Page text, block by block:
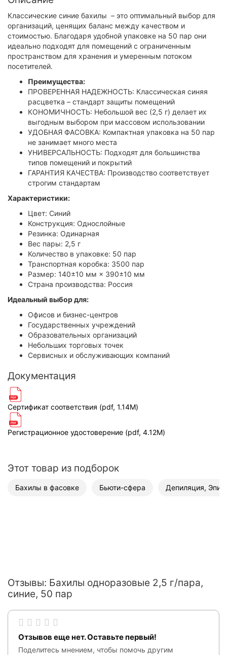
Классические синие бахилы – это оптимальный выбор для
организаций, ценящих баланс между качеством и
стоимостью. Благодаря удобной упаковке на 50 пар они
идеально подходят для помещений с ограниченным
пространством для хранения и умеренным потоком
посетителей.
Преимущества:
ПРОВЕРЕННАЯ НАДЕЖНОСТЬ: Классическая синяя
расцветка – стандарт защиты помещений
КОНОМИЧНОСТЬ: Небольшой вес (2,5 г) делает их
выгодным выбором при массовом использовании
УДОБНАЯ ФАСОВКА: Компактная упаковка на 50 пар
не занимает много места
УНИВЕРСАЛЬНОСТЬ: Подходят для большинства
типов помещений и покрытий
ГАРАНТИЯ КАЧЕСТВА: Производство соответствует
строгим стандартам
Характеристики:
Цвет: Синий
Конструкция: Однослойные
Резинка: Одинарная
Вес пары: 2,5 г
Количество в упаковке: 50 пар
Транспортная коробка: 3500 пар
Размер: 140±10 мм × 390±10 мм
Страна производства: Россия
Идеальный выбор для:
Офисов и бизнес-центров
Государственных учреждений
Образовательных организаций
Небольших торговых точек
Сервисных и обслуживающих компаний
Документация
Сертификат соответствия (pdf, 1.14M)
Регистрационное удостоверение (pdf, 4.12M)
Этот товар из подборок
Бахилы в фасовке Бьюти-сфера Депиляция,
Отзывы: Бахилы одноразовые 2,5 г/пара,
синие, 50 пар
Отзывов еще нет. Оставьте первый!
Поделитесь мнением, чтобы помочь другим